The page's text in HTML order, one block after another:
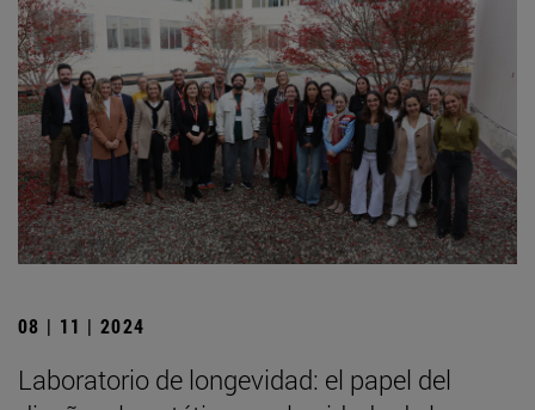
08 | 11 | 2024
Laboratorio de longevidad: el papel del